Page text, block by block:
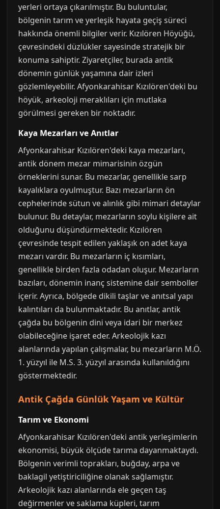
yerleri ortaya çıkarılmıştır. Bu buluntular,
bölgenin tarım ve yerleşik hayata geçiş süreci
hakkında önemli bilgiler verir. Kızılören Höyüğü,
çevresindeki düzlükler sayesinde stratejik bir
konuma sahiptir. Ziyaretçiler, burada antik
dönemin günlük yaşamına dair izleri
gözlemleyebilir. Afyonkarahisar Kızılören'deki bu
höyük, arkeoloji meraklıları için mutlaka
görülmesi gereken bir noktadır.
Kaya Mezarları ve Anıtlar
Afyonkarahisar Kızılören'deki kaya mezarları,
antik dönem mezar mimarisinin özgün
örneklerini sunar. Bu mezarlar, genellikle sarp
kayalıklara oyulmuştur. Bazı mezarların ön
cephelerinde sütun ve alınlık gibi mimari detaylar
bulunur. Bu detaylar, mezarların soylu kişilere ait
olduğunu düşündürmektedir. Kızılören
çevresinde tespit edilen yaklaşık on adet kaya
mezarı vardır. Bu mezarların iç kısımları,
genellikle birden fazla odadan oluşur. Mezarların
bazıları, dönemin inanç sistemine dair semboller
içerir. Ayrıca, bölgede dikili taşlar ve anıtsal yapı
kalıntıları da bulunmaktadır. Bu anıtlar, antik
çağda bu bölgenin dini veya idari bir merkez
olabileceğine işaret eder. Arkeolojik kazı
alanlarında yapılan çalışmalar, bu mezarların M.Ö.
1. yüzyıl ile M.S. 3. yüzyıl arasında kullanıldığını
göstermektedir.
Antik Çağda Günlük Yaşam ve Kültür
Tarım ve Ekonomi
Afyonkarahisar Kızılören'deki antik yerleşimlerin
ekonomisi, büyük ölçüde tarıma dayanmaktaydı.
Bölgenin verimli toprakları, buğday, arpa ve
baklagil yetiştiriciliğine olanak sağlamıştır.
Arkeolojik kazı alanlarında ele geçen taş
değirmenler ve saklama küpleri, tarım